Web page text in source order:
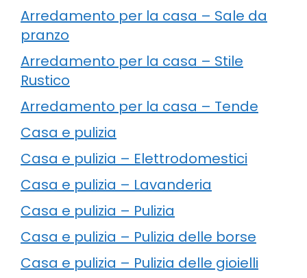
Arredamento per la casa – Sale da
pranzo
Arredamento per la casa – Stile
Rustico
Arredamento per la casa – Tende
Casa e pulizia
Casa e pulizia – Elettrodomestici
Casa e pulizia – Lavanderia
Casa e pulizia – Pulizia
Casa e pulizia – Pulizia delle borse
Casa e pulizia – Pulizia delle gioielli